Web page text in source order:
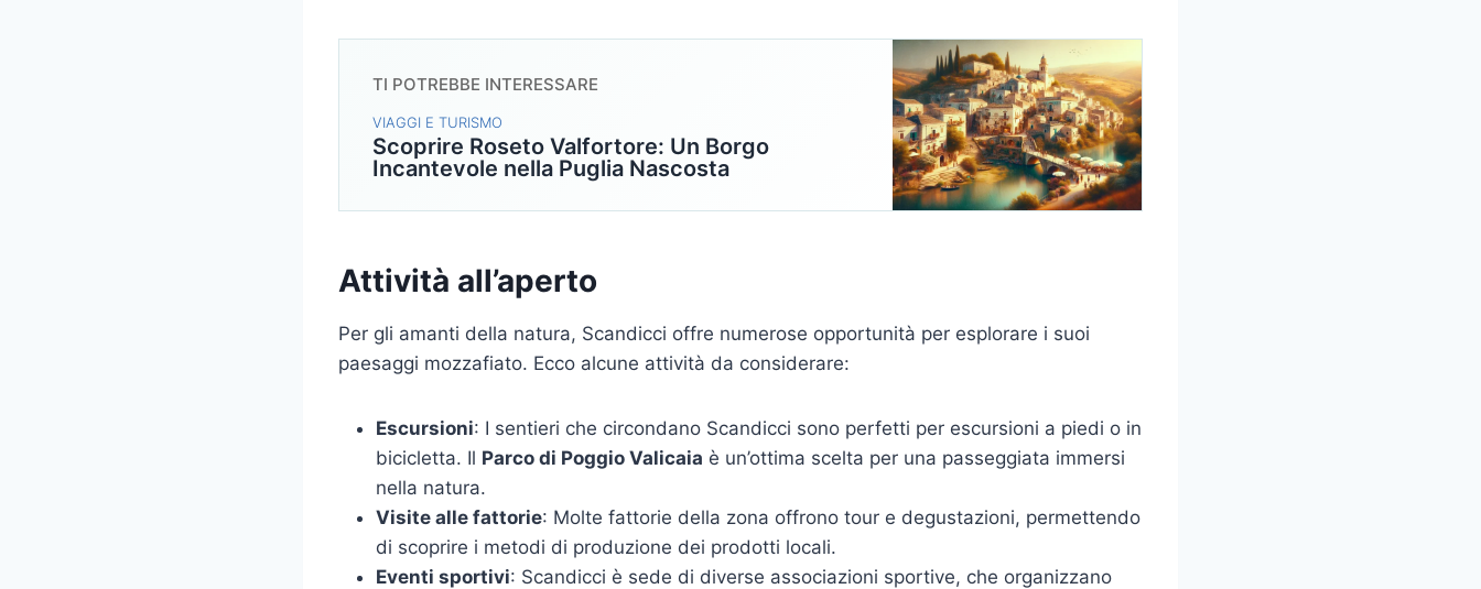
TI POTREBBE INTERESSARE
VIAGGI E TURISMO
Scoprire Roseto Valfortore: Un Borgo
Incantevole nella Puglia Nascosta
Attività all’aperto
Per gli amanti della natura, Scandicci offre numerose opportunità per esplorare i suoi
paesaggi mozzafiato. Ecco alcune attività da considerare:
Escursioni: I sentieri che circondano Scandicci sono perfetti per escursioni a piedi o in
bicicletta. Il Parco di Poggio Valicaia è un’ottima scelta per una passeggiata immersi
nella natura.
Visite alle fattorie: Molte fattorie della zona offrono tour e degustazioni, permettendo
di scoprire i metodi di produzione dei prodotti locali.
Eventi sportivi: Scandicci è sede di diverse associazioni sportive, che organizzano